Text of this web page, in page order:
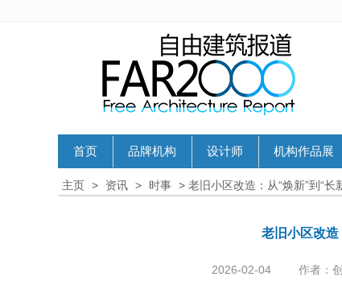
首页 品牌机构 设计师 机构作品展
主页 > 资讯 > 时事 > 老旧小区改造：从“焕新”到“长
老旧小区改造
2026-02-04 作者：